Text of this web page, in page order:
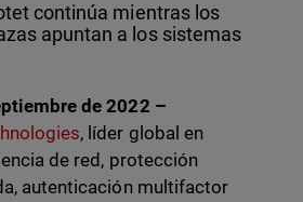
continúa mientras los
apuntan a los sistemas
de 2022 –
, líder global en
de red, protección
autenticación multifactor